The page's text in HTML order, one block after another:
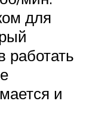
для
работать
и